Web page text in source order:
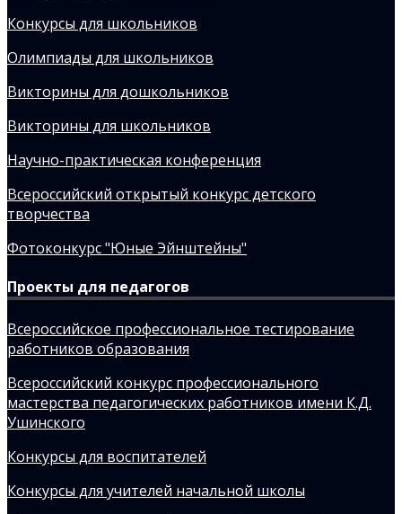
Конкурсы для школьников
Олимпиады для школьников
Викторины для дошкольников
Викторины для школьников
Научно-практическая конференция
Всероссийский открытый конкурс детского
творчества
Фотоконкурс "Юные Эйнштейны"
Проекты для педагогов
Всероссийское профессиональное тестирование
работников образования
Всероссийский конкурс профессионального
мастерства педагогических работников имени К.Д.
Ушинского
Конкурсы для воспитателей
Конкурсы для учителей начальной школы